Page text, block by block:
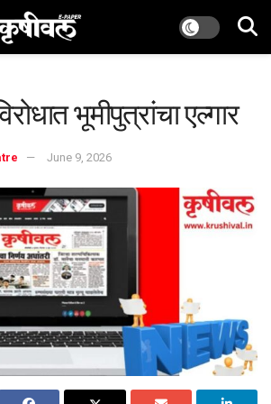
भूमीपुत्रांचा एल्गार
June 9, 2026